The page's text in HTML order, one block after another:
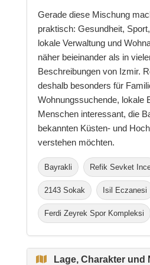
Gerade diese Mischung
praktisch: Gesundheit,
lokale Verwaltung und
näher beieinander als in
Beschreibungen von Izmir.
deshalb besonders für
Wohnungssuchende, lokale
Menschen interessant, die
bekannten Küsten- und
verstehen möchten.
Bayrakli Refik Sevket
2143 Sokak Isil Eczanesi
Ferdi Zeyrek Spor Kompleksi
Lage, Charakter und